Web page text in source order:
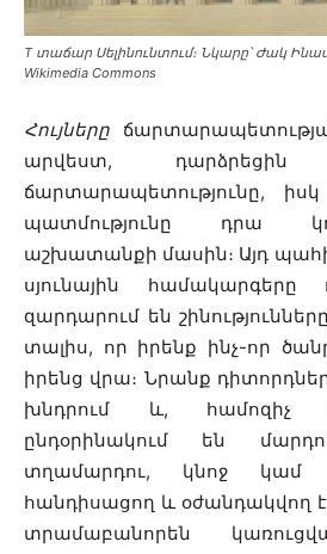
Т տաճար Սելինունտում։ Նկարը՝ Ժակ
Wikimedia Commons
Հույները
արվեստ,
ճարտարապետությունը,
պատմությունը դրա
աշխատանքի մասին։ Այդ
սյունային
զարդարում են
տալիս, որ իրենք ինչ-որ
իրենց վրա։ Նրանք
խնդրում և, համոզիչ
ընդօրինակում են
տղամարդու, կնոջ կամ
հանդիսացող և օժանդակվող
տրամաբանորեն